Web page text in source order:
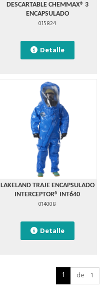
DESCARTABLE CHEMMAX® 3
ENCAPSULADO
015824
Detalle
LAKELAND TRAJE ENCAPSULADO
INTERCEPTOR® INT640
014008
Detalle
1 de 1